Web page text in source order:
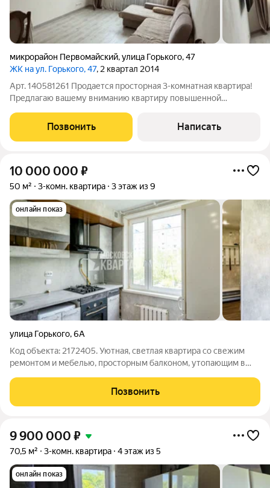
микрорайон Первомайский,улица Горького,47
ЖК на ул. Горького, 47, 2 квартал 2014
Арт. 140581261 Продается просторная 3-комнатная квартира!
Предлагаю вашему вниманию квартиру повышенной
пространство. Главные преимущества: ТРИ отдельных
комнаты идеально для семьи с детьми
Позвонить Написать
10 000 000 ₽
50 м² 3-комн. квартира 3 этаж из 9
онлайн показ
улица Горького,6А
Код объекта: 2172405. Уютная, светлая квартира со свежим
ремонтом и мебелью, просторным балконом, утопающим в
Окна выходят во двор и на тихий торец дома. В квартире очень
интересная
Позвонить
9 900 000 ₽
70,5 м² 3-комн. квартира 4 этаж из 5
онлайн показ